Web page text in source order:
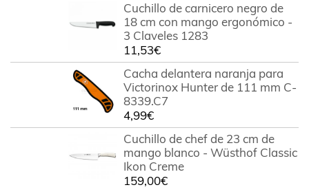
5
Cuchillo de carnicero negro de
18 cm con mango ergonómico -
3 Claveles 1283
11,53€
Cacha delantera naranja para
Victorinox Hunter de 111 mm C-
8339.C7
4,99€
Cuchillo de chef de 23 cm de
mango blanco - Wüsthof Classic
Ikon Creme
159,00€